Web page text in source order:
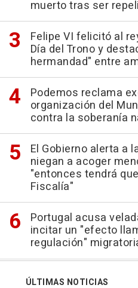
muerto tras ser
Felipe VI felicitó al
Día del Trono y
hermandad" entre
Podemos reclama
organización del
contra la soberanía
El Gobierno alerta a
niegan a acoger
"entonces tendrá
Fiscalía"
Portugal acusa
incitar un "efecto
regulación"
ÚLTIMAS NOTICIAS